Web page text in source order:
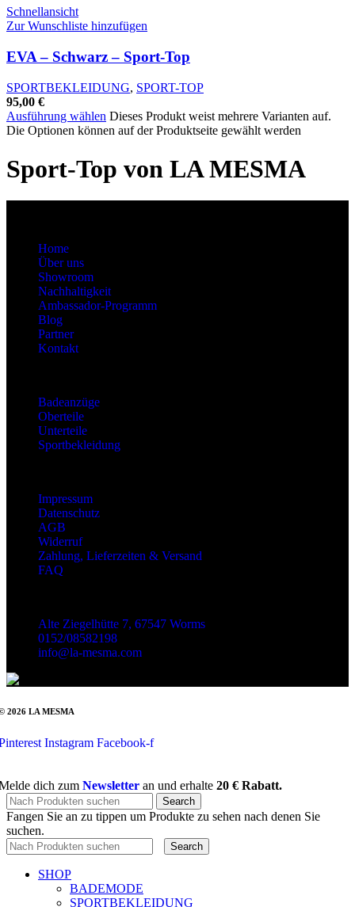
Schnellansicht
Zur Wunschliste hinzufügen
EVA – Schwarz – Sport-Top
SPORTBEKLEIDUNG, SPORT-TOP
95,00 €
Ausführung wählen Dieses Produkt weist mehrere Varianten auf.
Die Optionen können auf der Produktseite gewählt werden
Sport-Top von LA MESMA
Home
Über uns
Showroom
Nachhaltigkeit
Ambassador-Programm
Blog
Partner
Kontakt
Badeanzüge
Oberteile
Unterteile
Sportbekleidung
Impressum
Datenschutz
AGB
Widerruf
Zahlung, Lieferzeiten & Versand
FAQ
Alte Ziegelhütte 7, 67547 Worms
0152/08582198
info@la-mesma.com
2026 LA MESMA
Instagram Facebook-f
dich zum Newsletter an und erhalte 20 € Rabatt.
Search
Fangen Sie an zu tippen um Produkte zu sehen nach denen Sie
suchen.
Search
SHOP
BADEMODE
SPORTBEKLEIDUNG